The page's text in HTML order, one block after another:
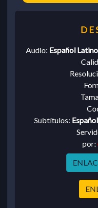
Audio: Español
Subtítulos:
por: